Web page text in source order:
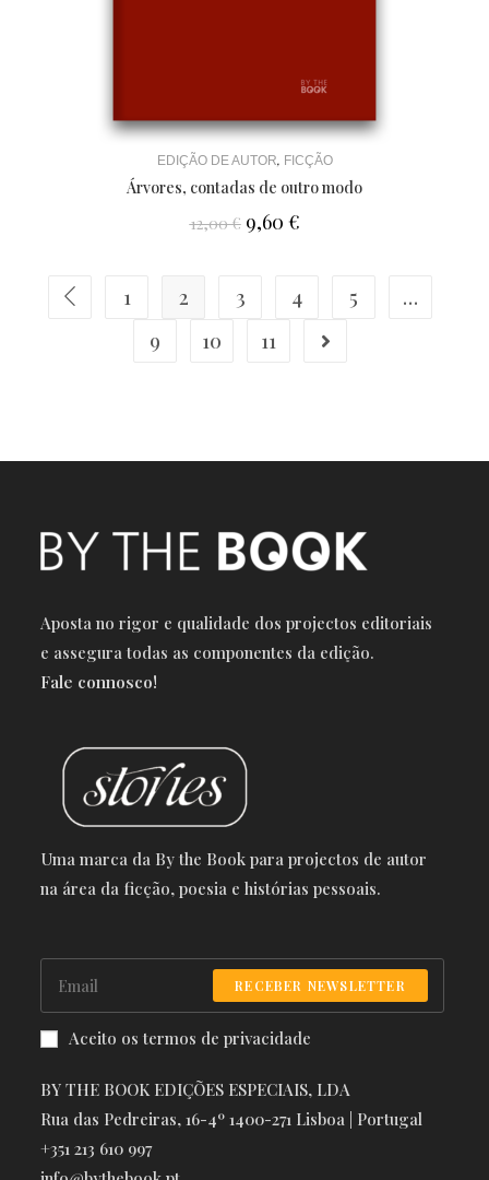
EDIÇÃO DE AUTOR, FICÇÃO
Árvores, contadas de outro modo
12,00€ 9,60 €
1 2 3 4 5
…
9
10 11
Aposta no rigor e qualidade dos projectos editoriais
e assegura todas as componentes da edição.
Fale connosco!
Uma marca da By the Book para projectos de autor
na área da ficção, poesia e histórias pessoais.
RECEBER NEWSLETTER
Aceito os termos de privacidade
BY THE BOOK EDIÇÕES ESPECIAIS, LDA
Rua das Pedreiras, 16-4º 1400-271 Lisboa | Portugal
+351 213 610 997